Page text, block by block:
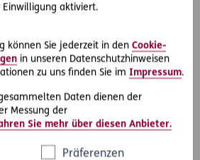
aktiviert.
können Sie jederzeit in den Cookie-
in unseren Datenschutzhinweisen
zu uns finden Sie im Impressum.
Daten dienen der
Messung der
Sie mehr über diesen Anbieter.
Präferenzen
ist eine gröbliche Benachteiligung
der W-OG aufgewogen wird, ist
Gültigkeitsdauer auf zwei Jahre
#Rechtsprechung